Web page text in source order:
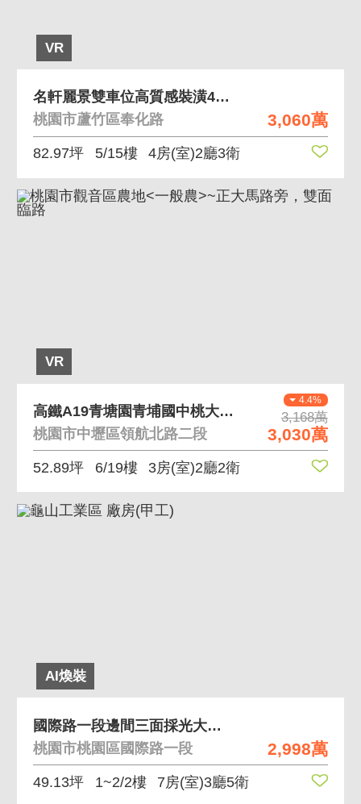
VR
3,060萬
名軒麗景雙車位高質感裝潢4房車
桃園市蘆竹區奉化路
82.97坪 5/15樓 4房(室)2廳3衛
VR
4.4%
3,168萬
3,030萬
高鐵A19青塘園青埔國中桃大真3房車
桃園市中壢區領航北路二段
52.89坪 6/19樓 3房(室)2廳2衛
AI煥裝
2,998萬
國際路一段邊間三面採光大地坪透天
桃園市桃園區國際路一段
49.13坪 1~2/2樓 7房(室)3廳5衛